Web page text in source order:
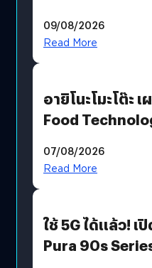
09/08/2026
Read More
อายิโนะโมะโต๊ะ
Food
บริโภคและ B2B
07/08/2026
Read More
ใช้ 5G ได้แล้ว! เ
Pura 90s